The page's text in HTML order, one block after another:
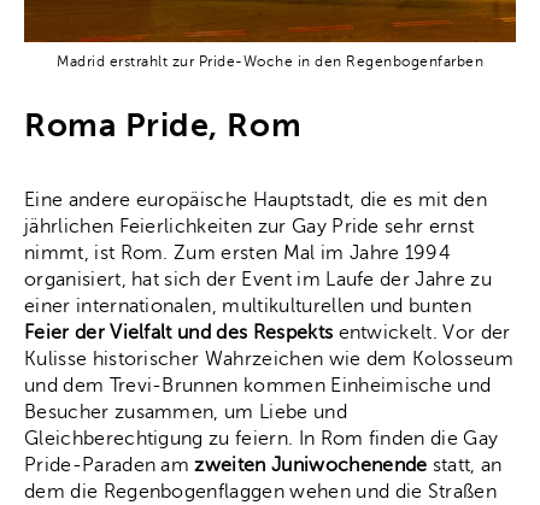
Madrid erstrahlt zur Pride-Woche in den Regenbogenfarben
Roma Pride, Rom
Eine andere europäische Hauptstadt, die es mit den
jährlichen Feierlichkeiten zur Gay Pride sehr ernst
nimmt, ist Rom. Zum ersten Mal im Jahre 1994
organisiert, hat sich der Event im Laufe der Jahre zu
einer internationalen, multikulturellen und bunten
Feier der Vielfalt und des Respekts entwickelt. Vor der
Kulisse historischer Wahrzeichen wie dem Kolosseum
und dem Trevi-Brunnen kommen Einheimische und
Besucher zusammen, um Liebe und
Gleichberechtigung zu feiern. In Rom finden die Gay
Pride-Paraden amzweiten Juniwochenende statt, an
dem die Regenbogenflaggen wehen und die Straßen